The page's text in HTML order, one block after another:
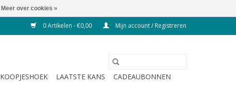
0 Artikelen - €0,00 Mijn account / Registreren
KOOPJESHOEK LAATSTE KANS
CADEAUBONNEN
Meer over cookies »